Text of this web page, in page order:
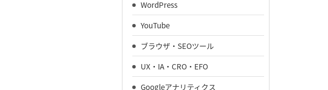
WordPress
YouTube
ブラウザ・SEOツール
UX・IA・CRO・EFO
Googleアナリティクス